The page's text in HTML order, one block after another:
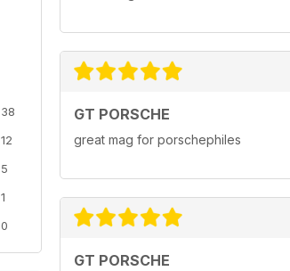
38
12
5
1
0
GT PORSCHE
great mag for porschephiles
GT PORSCHE